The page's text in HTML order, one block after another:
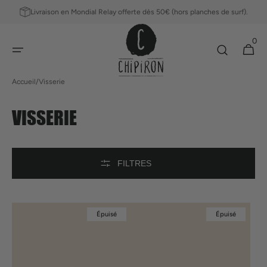
PASSERLivraison en Mondial Relay offerte dès 50€ (hors planches de surf).
Panier
0
0 article
Accueil/Visserie
COLLECTION:
VISSERIE
FILTRES
Épuisé Épuisé